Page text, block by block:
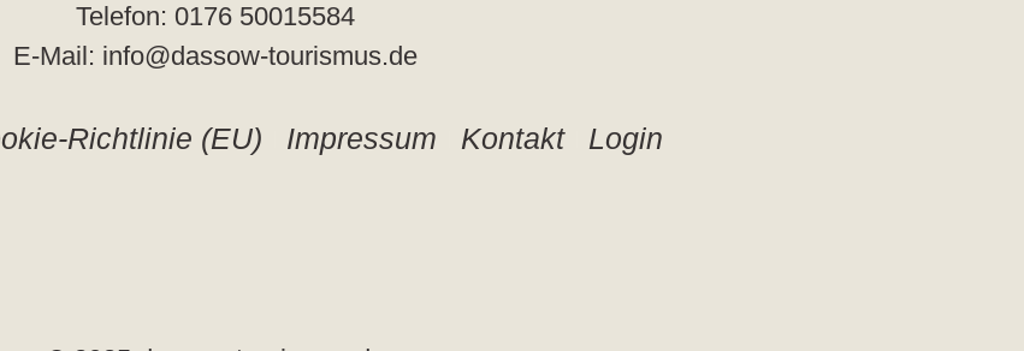
Telefon: 0176 50015584
E-Mail: info@dassow-tourismus.de
Richtlinie (EU) Impressum Kontakt Login